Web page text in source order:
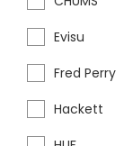
Evisu
Fred Perry
Hackett